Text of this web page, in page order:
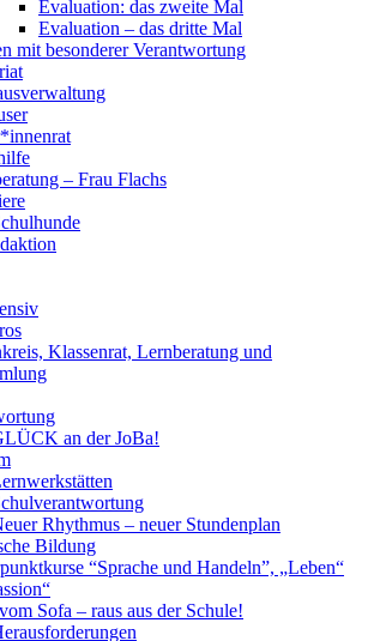
Evaluation: das zweite Mal
Evaluation – das dritte Mal
mit besonderer Verantwortung
– Frau Flachs
Klassenrat, Lernberatung und
an der JoBa!
Rhythmus – neuer Stundenplan
Bildung
“Sprache und Handeln”, „Leben“
Sofa – raus aus der Schule!